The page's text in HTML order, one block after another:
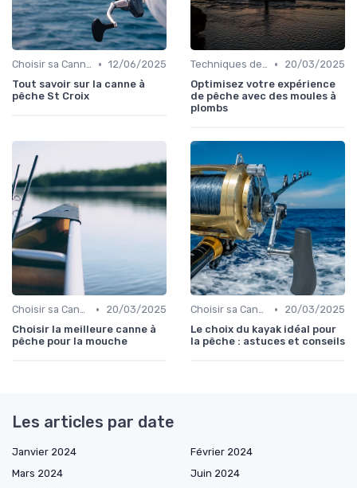
Choisir sa Canne et son Équipement • 12/06/2025
Tout savoir sur la canne à
pêche St Croix
Techniques de Pêche •
20/03/2025
Optimisez votre expérience
de pêche avec des moules à
plombs
Choisir sa Canne et son Équipement •
20/03/2025
Choisir la meilleure canne à
pêche pour la mouche
Choisir sa Canne et son Équipement •
20/03/2025
Le choix du kayak idéal pour
la pêche : astuces et conseils
Les articles par date
Janvier 2024
Février 2024
Mars 2024
Juin 2024